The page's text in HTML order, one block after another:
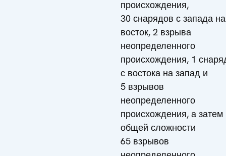
происхождения,
30 снарядов с запада на
восток, 2 взрыва
неопределенного
происхождения, 1
с востока на запад и
5 взрывов
неопределенного
происхождения, а затем
общей сложности
65 взрывов